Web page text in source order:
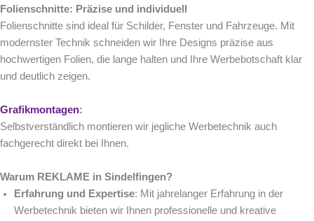
Folienschnitte: Präzise und individuell
Folienschnitte sind ideal für Schilder, Fenster und Fahrzeuge. Mit
modernster Technik schneiden wir Ihre Designs präzise aus
hochwertigen Folien, die lange halten und Ihre Werbebotschaft klar
und deutlich zeigen.
Grafikmontagen:
Selbstverständlich montieren wir jegliche Werbetechnik auch
fachgerecht direkt bei Ihnen.
Warum REKLAME in Sindelfingen?
Erfahrung und Expertise: Mit jahrelanger Erfahrung in der
Werbetechnik bieten wir Ihnen professionelle und kreative